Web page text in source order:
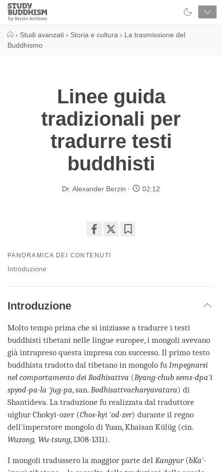
Close
Study
Buddhism
› Studi avanzati › Storia e cultura › La trasmissione del
Buddhismo
Linee guida
tradizionali per
tradurre testi
buddhisti
Dr. Alexander Berzin 02:12
on
PANORAMICA DEI CONTENUTI
Introduzione
Introduzione
Molto tempo prima che si iniziasse a tradurre i testi
buddhisti tibetani nelle lingue europee, i mongoli avevano
già intrapreso questa impresa con successo. Il primo testo
buddhista tradotto dal tibetano in mongolo fu Impegnarsi
nel comportamento dei Bodhisattva (Byang-chub sems-dpa'i
spyod-pa-la 'jug-pa, san. Bodhisattvacharyavatara) di
Shantideva. La traduzione fu realizzata dal traduttore
uighur Chokyi-ozer (Chos-kyi 'od-zer) durante il regno
dell'imperatore mongolo di Yuan, Khaisan Külüg (cin.
Wuzong, Wu-tsung, 1308-1311).
I mongoli tradussero la maggior parte del Kangyur(bKa'-